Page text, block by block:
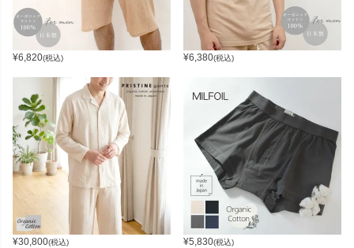
¥6,820(税込) ¥6,380(税込)
¥30,800(税込) ¥5,830(税込)